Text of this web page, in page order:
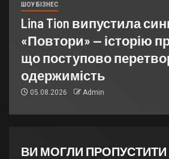
ШОУ БІЗНЕС
Lina Tion випустила
«Повтори» — історію
що поступово
одержимість
05.08.2026 Admin
ВИ МОГЛИ ПРОПУСТИТИ